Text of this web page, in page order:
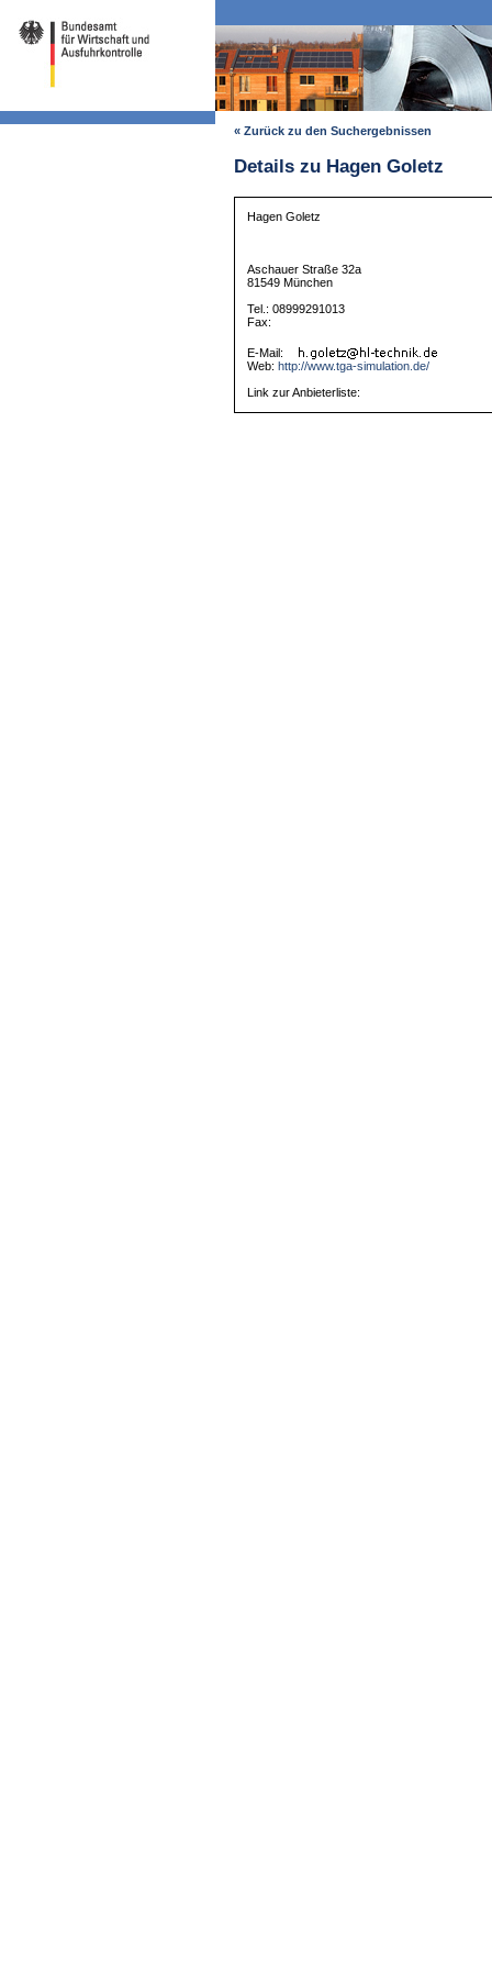
« Zurück zu den Suchergebnissen
Details zu Hagen Goletz
Hagen Goletz
Aschauer Straße 32a
81549 München
Tel.: 08999291013
Fax:
E-Mail:
Web: http://www.tga-simulation.de/
Link zur Anbieterliste: